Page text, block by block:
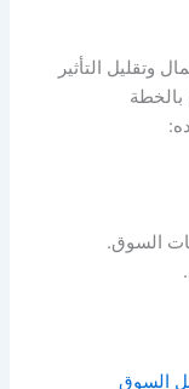
وتقليل التأثير
بالخطة
السوق.
السوق